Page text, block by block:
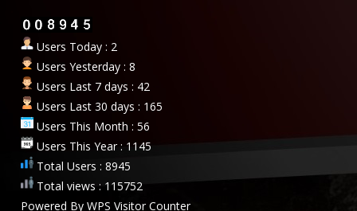
Users Today : 2
Users Yesterday : 8
Users Last 7 days : 42
Users Last 30 days : 165
Users This Month : 56
Users This Year : 1145
Total Users : 8945
Total views : 115752
Powered By WPS Visitor Counter